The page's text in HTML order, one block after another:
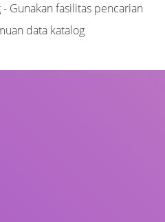
Gunakan fasilitas pencarian
data katalog